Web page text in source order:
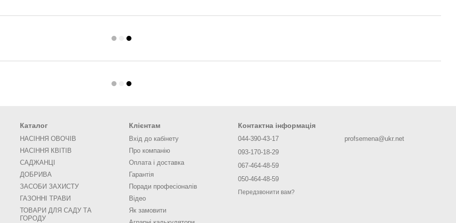
Каталог
НАСІННЯ ОВОЧІВ
НАСІННЯ КВІТІВ
САДЖАНЦІ
ДОБРИВА
ЗАСОБИ ЗАХИСТУ
ГАЗОННІ ТРАВИ
ТОВАРИ ДЛЯ САДУ ТА
ГОРОДУ
Клієнтам
Вхід до кабінету
Про компанію
Оплата і доставка
Гарантія
Поради професіоналів
Відео
Як замовити
Контактна інформація
044-390-43-17
093-170-18-29
067-464-48-59
050-464-48-59
Передзвонити вам?
profsemena@ukr.net